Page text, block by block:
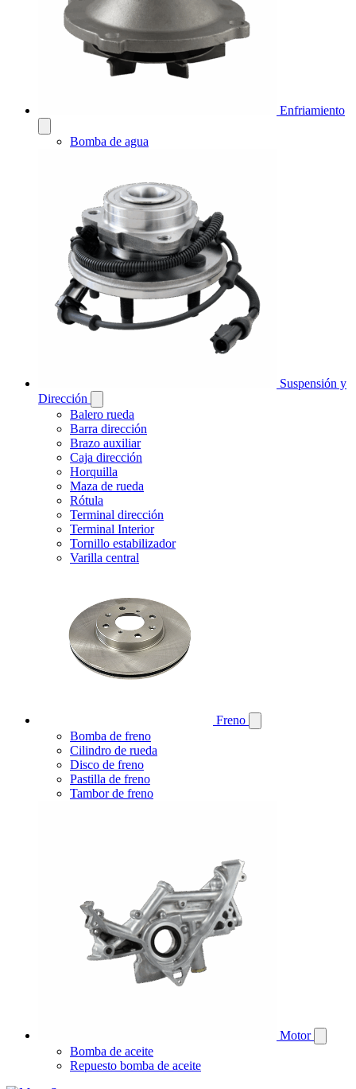
Enfriamiento
Bomba de agua
Suspensión y
Dirección
Balero rueda
Barra dirección
Brazo auxiliar
Caja dirección
Horquilla
Maza de rueda
Rótula
Terminal dirección
Terminal Interior
Tornillo estabilizador
Varilla central
Freno
Bomba de freno
Cilindro de rueda
Disco de freno
Pastilla de freno
Tambor de freno
Motor
Bomba de aceite
Repuesto bomba de aceite